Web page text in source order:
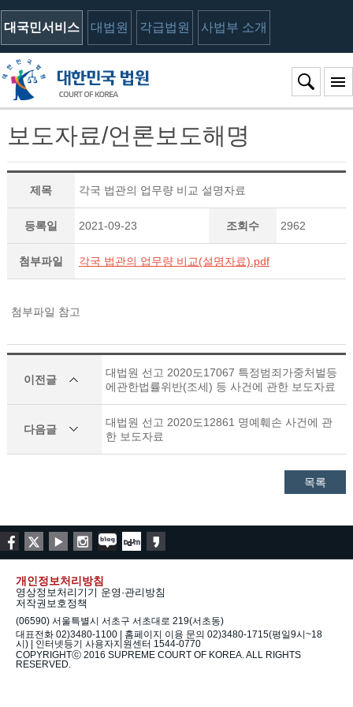
대국민서비스 대법원 각급법원 사법부 소개
보도자료/언론보도해명
제목 각국 법관의 업무량 비교 설명자료
등록일 2021-09-23 조회수 2962
첨부파일 각국 법관의 업무량 비교(설명자료).pdf
첨부파일 참고
이전글
대법원 선고 2020도17067 특정범죄가중처벌등
에관한법률위반(조세) 등 사건에 관한 보도자료
다음글
대법원 선고 2020도12861 명예훼손 사건에 관
한 보도자료
목록
개인정보처리방침
영상정보처리기기 운영·관리방침
저작권보호정책
(06590) 서울특별시 서초구 서초대로 219(서초동)
대표전화 02)3480-1100 | 홈페이지 이용 문의 02)3480-1715(평일9시~18
시) | 인터넷등기 사용자지원센터 1544-0770
COPYRIGHTⓒ 2016 SUPREME COURT OF KOREA. ALL RIGHTS
RESERVED.